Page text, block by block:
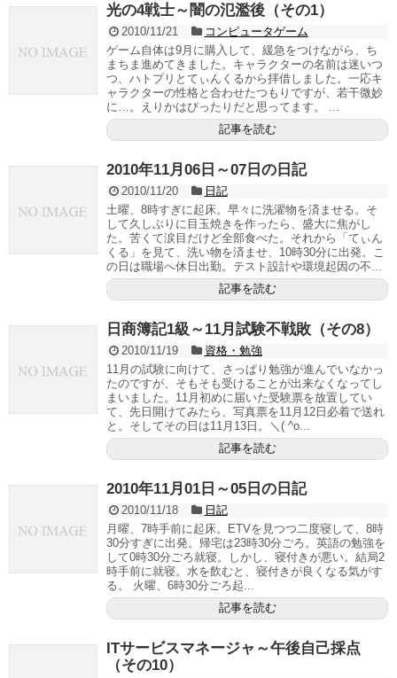
光の4戦士～闇の氾濫後（その1）
2010/11/21
コンピュータゲーム
ゲーム自体は9月に購入して、緩急をつけながら、ち
まちま進めてきました。キャラクターの名前は迷いつ
つ、ハトプリとてぃんくるから拝借しました。一応キ
ャラクターの性格と合わせたつもりですが、若干微妙
に…。えりかはぴったりだと思ってます。 ...
記事を読む
2010年11月06日～07日の日記
2010/11/20
日記
土曜、8時すぎに起床。早々に洗濯物を済ませる。そ
して久しぶりに目玉焼きを作ったら、盛大に焦がし
た。苦くて涙目だけど全部食べた。それから「てぃん
くる」を見て、洗い物を済ませ、10時30分に出発。こ
の日は職場へ休日出勤。テスト設計や環境起因の不...
記事を読む
日商簿記1級～11月試験不戦敗（その8）
2010/11/19
資格・勉強
11月の試験に向けて、さっぱり勉強が進んでいなかっ
たのですが、そもそも受けることが出来なくなってし
まいました。11月初めに届いた受験票を放置してい
て、先日開けてみたら、写真票を11月12日必着で送れ
と。そしてその日は11月13日。＼( ^o...
記事を読む
2010年11月01日～05日の日記
2010/11/18
日記
月曜、7時手前に起床。ETVを見つつ二度寝して、8時
30分すぎに出発。帰宅は23時30分ごろ。英語の勉強を
して0時30分ごろ就寝。しかし、寝付きが悪い。結局2
時手前に就寝。水を飲むと、寝付きが良くなる気がす
る。 火曜、6時30分ごろ起...
記事を読む
ITサービスマネージャ～午後自己採点
（その10）